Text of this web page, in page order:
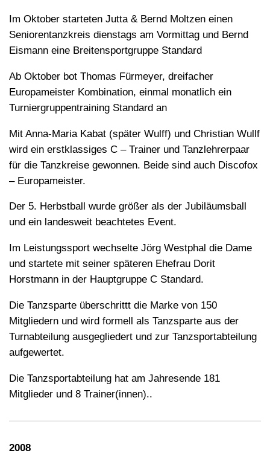
Im Oktober starteten Jutta & Bernd Moltzen einen
Seniorentanzkreis dienstags am Vormittag und Bernd
Eismann eine Breitensportgruppe Standard
Ab Oktober bot Thomas Fürmeyer, dreifacher
Europameister Kombination, einmal monatlich ein
Turniergruppentraining Standard an
Mit Anna-Maria Kabat (später Wulff) und Christian Wullf
wird ein erstklassiges C – Trainer und Tanzlehrerpaar
für die Tanzkreise gewonnen. Beide sind auch Discofox
– Europameister.
Der 5. Herbstball wurde größer als der Jubiläumsball
und ein landesweit beachtetes Event.
Im Leistungssport wechselte Jörg Westphal die Dame
und startete mit seiner späteren Ehefrau Dorit
Horstmann in der Hauptgruppe C Standard.
Die Tanzsparte überschrittt die Marke von 150
Mitgliedern und wird formell als Tanzsparte aus der
Turnabteilung ausgegliedert und zur Tanzsportabteilung
aufgewertet.
Die Tanzsportabteilung hat am Jahresende 181
Mitglieder und 8 Trainer(innen)..
2008